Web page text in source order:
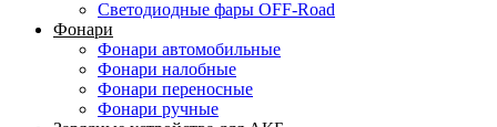
Светодиодные фары OFF-Road
Фонари
Фонари автомобильные
Фонари налобные
Фонари переносные
Фонари ручные